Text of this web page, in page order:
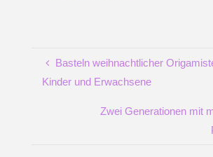
Basteln weihnachtlicher
Kinder und Erwachsene
Zwei Generationen mit